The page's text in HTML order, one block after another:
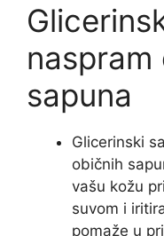
naspram
sapuna
Glicerinski
običnih
vašu kožu
suvom i
pomaže u